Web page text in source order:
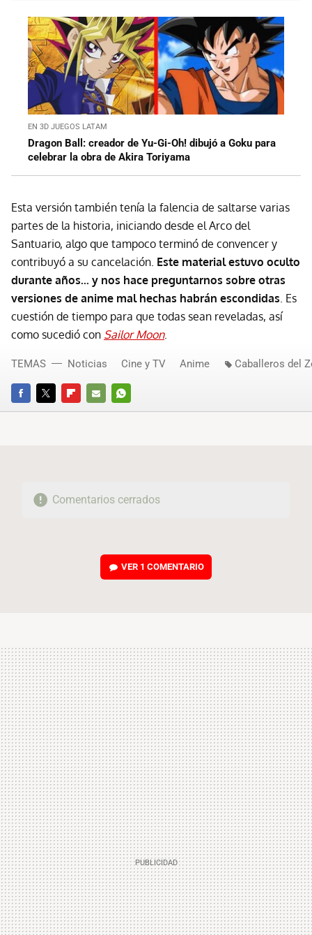
EN 3D JUEGOS LATAM
Dragon Ball: creador de Yu-Gi-Oh! dibujó a Goku para
celebrar la obra de Akira Toriyama
Esta versión también tenía la falencia de saltarse varias
partes de la historia, iniciando desde el Arco del
Santuario, algo que tampoco terminó de convencer y
contribuyó a su cancelación. Este material estuvo oculto
durante años... y nos hace preguntarnos sobre otras
versiones de anime mal hechas habrán escondidas . Es
cuestión de tiempo para que todas sean reveladas, así
como sucedió con Sailor Moon.
FACEBOOKTWITTERFLIPBOARD
E-
WHATSAPP
TEMAS Noticias Cine y TV Anime Caballeros del
Comentarios cerrados
VER 1 COMENTARIO